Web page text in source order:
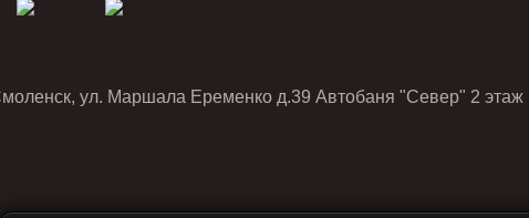
ул. Маршала Еременко д.39 Автобаня "Север" 2